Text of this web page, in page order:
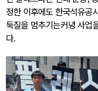
정한 이후에도 한국석유공
둑질을 멈추기는커녕 사업
다.